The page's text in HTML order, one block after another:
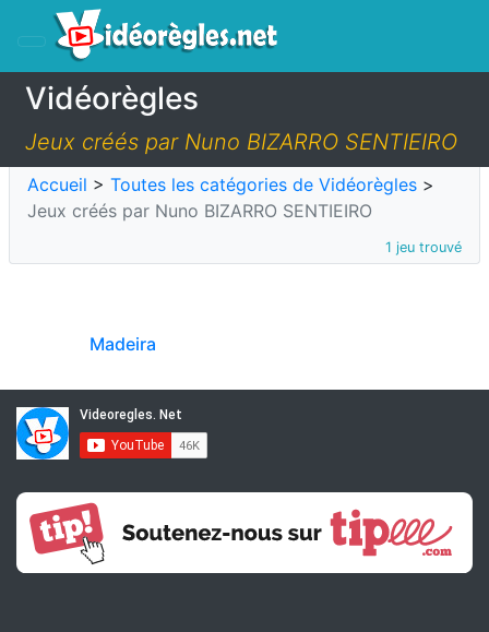
Vidéorègles
Jeux créés par Nuno BIZARRO SENTIEIRO
Accueil > Toutes les catégories de Vidéorègles >
Jeux créés par Nuno BIZARRO SENTIEIRO
1 jeu trouvé
Madeira